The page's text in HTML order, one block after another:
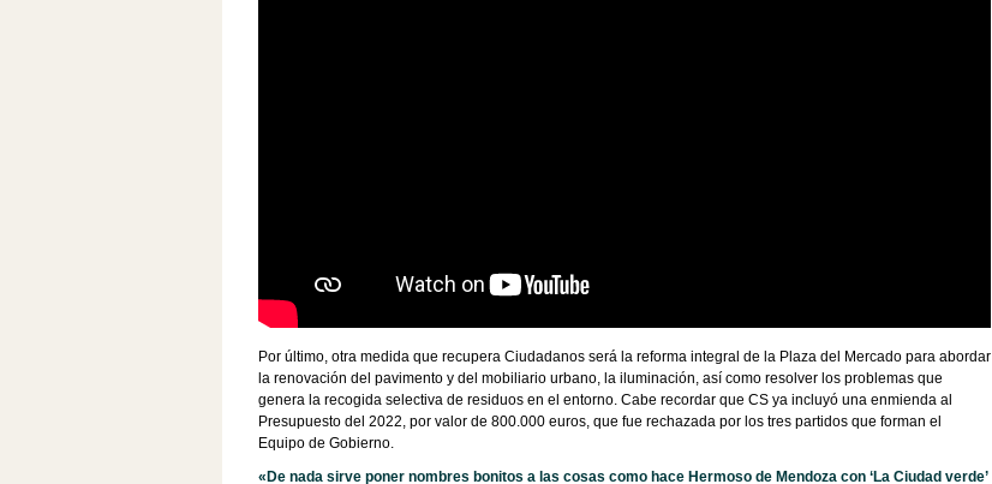
Por último, otra medida que recupera Ciudadanos será la reforma integral de la Plaza del Mercado para abordar
la renovación del pavimento y del mobiliario urbano, la iluminación, así como resolver los problemas que
genera la recogida selectiva de residuos en el entorno. Cabe recordar que CS ya incluyó una enmienda al
Presupuesto del 2022, por valor de 800.000 euros, que fue rechazada por los tres partidos que forman el
Equipo de Gobierno.
«De nada sirve poner nombres bonitos a las cosas como hace Hermoso de Mendoza con ‘La Ciudad verde’